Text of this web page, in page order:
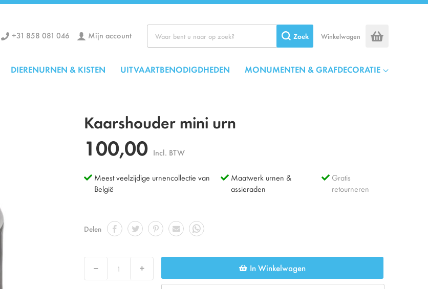
Winkelwagen
+31 858 081 046 Mijn account Zoek
DIERENURNEN & KISTEN UITVAARTBENODIGDHEDEN MONUMENTEN & GRAFDECORATIE
Kaarshouder mini urn
100,00 Incl. BTW
Meest veelzijdige urnencollectie van
België
Maatwerk urnen &
assieraden
Gratis
retourneren
Delen
Decrease Increase In Winkelwagen